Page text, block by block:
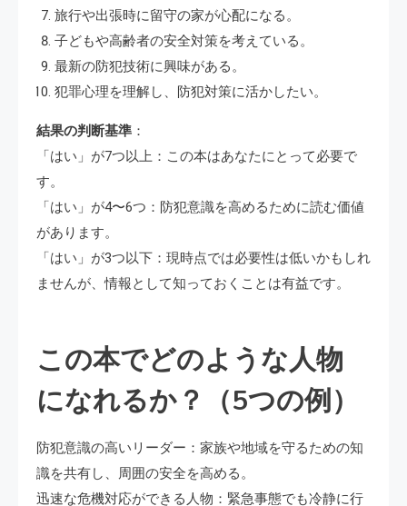
旅行や出張時に留守の家が心配になる。
子どもや高齢者の安全対策を考えている。
最新の防犯技術に興味がある。
犯罪心理を理解し、防犯対策に活かしたい。
結果の判断基準 ：
「はい」が7つ以上：この本はあなたにとって必要で
す。
「はい」が4〜6つ：防犯意識を高めるために読む価値
があります。
「はい」が3つ以下：現時点では必要性は低いかもしれ
ませんが、情報として知っておくことは有益です。
この本でどのような人物
になれるか？（5つの例）
防犯意識の高いリーダー：家族や地域を守るための知
識を共有し、周囲の安全を高める。
迅速な危機対応ができる人物：緊急事態でも冷静に行